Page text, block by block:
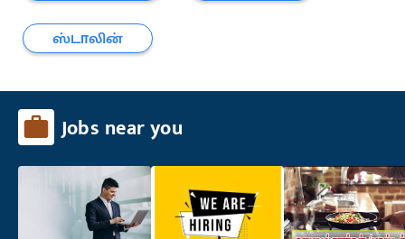
ஸ்டாலின்
Jobs near you